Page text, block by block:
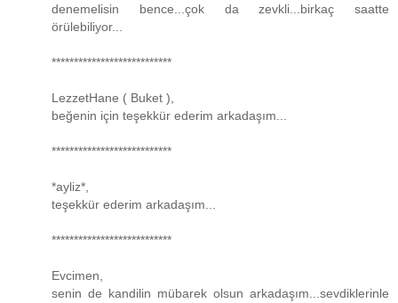
denemelisin bence...çok da zevkli...birkaç saatte
örülebiliyor...
***************************
LezzetHane ( Buket ),
beğenin için teşekkür ederim arkadaşım...
***************************
*ayliz*,
teşekkür ederim arkadaşım...
***************************
Evcimen,
senin de kandilin mübarek olsun arkadaşım...sevdiklerinle